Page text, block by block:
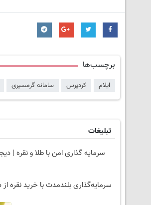
برچسب‌ها
ایلام کردپرس سامانه گرمسیری
تبلیغات
سرمایه گذاری امن با طلا و نقره |
سرمایه‌گذاری بلندمدت با خرید نقره از